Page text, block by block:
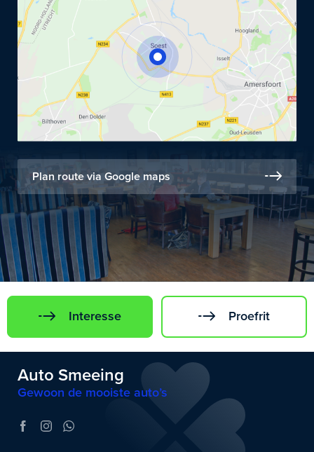
Plan route via Google maps
Interesse Proefrit
Auto Smeeing
Gewoon de mooiste auto’s